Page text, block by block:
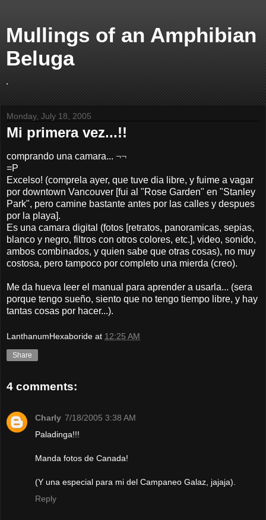
Mullings of an Amphibian
Beluga
.
Monday, July 18, 2005
Mi primera vez...!!
comprando una camara... ¬¬
=P
Excelso! (comprela ayer, que tuve dia libre, y fuime a vagar
por downtown Vancouver [fui al "Rose Garden" en "Stanley
Park", pero camine bastante antes por las calles y despues
por la playa].
Es una camara digital (fotos [retratos, panoramicas, sepias,
blanco y negro, filtros con otros colores, etc.], video, sonido,
ambos combinados, y quien sabe que otras cosas), no muy
costosa, pero tampoco por completo una mierda (creo).
Me da hueva leer el manual para aprender a usarla... (sera
porque tengo sueño, siento que no tengo tiempo libre, y hay
tantas cosas por hacer...).
LanthanumHexaboride at 12:25 AM
Share
4 comments:
Charly 7/18/2005 3:38 AM
Paladinga!!!
Manda fotos de Canada!
(Y una especial para mi del Campaneo Galaz, jajaja).
Reply